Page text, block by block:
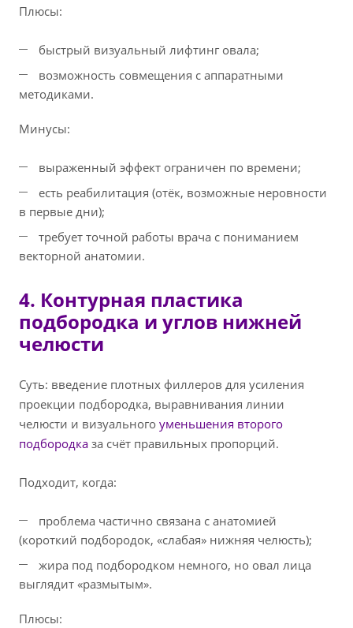
Плюсы:
быстрый визуальный лифтинг овала;
возможность совмещения с аппаратными
методиками.
Минусы:
выраженный эффект ограничен по времени;
есть реабилитация (отёк, возможные неровности
в первые дни);
требует точной работы врача с пониманием
векторной анатомии.
4. Контурная пластика
подбородка и углов нижней
челюсти
Суть: введение плотных филлеров для усиления
проекции подбородка, выравнивания линии
челюсти и визуального уменьшения второго
подбородка за счёт правильных пропорций.
Подходит, когда:
проблема частично связана с анатомией
(короткий подбородок, «слабая» нижняя челюсть);
жира под подбородком немного, но овал лица
выглядит «размытым».
Плюсы: